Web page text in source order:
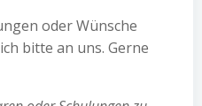
oder Wünsche
bitte an uns. Gerne